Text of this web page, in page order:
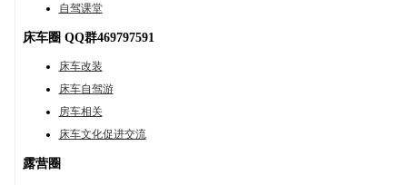
自驾课堂
床车圈 QQ群469797591
床车改装
床车自驾游
房车相关
床车文化促进交流
露营圈